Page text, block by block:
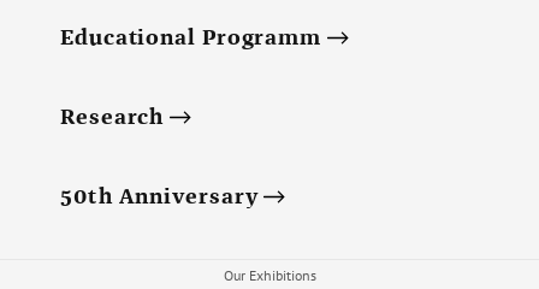
Educational Programm
Research
50th Anniversary
Our Exhibitions